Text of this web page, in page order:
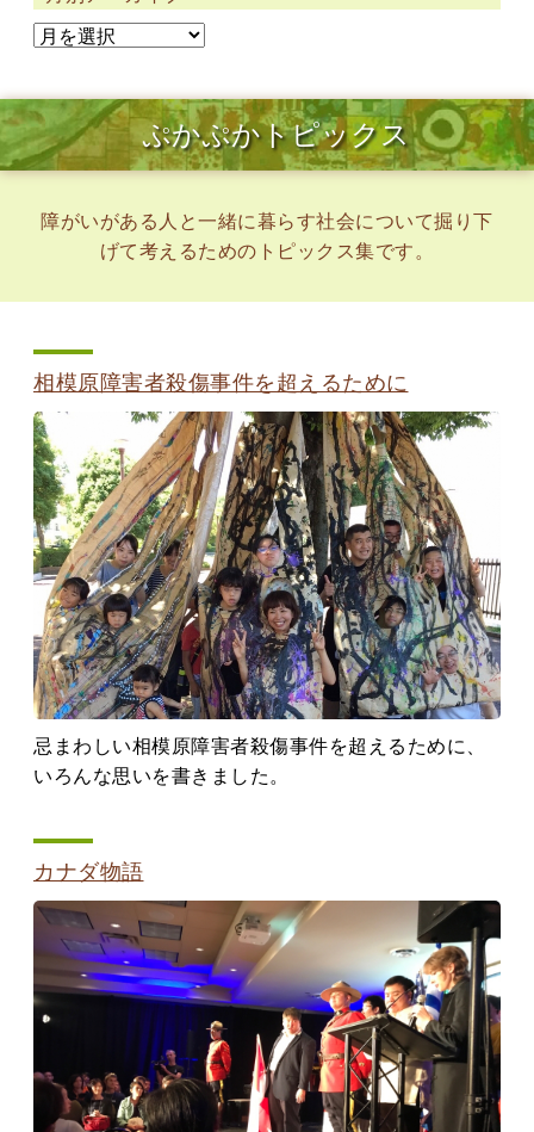
ぷかぷかトピックス
障がいがある人と一緒に暮らす社会について掘り下
げて考えるためのトピックス集です。
相模原障害者殺傷事件を超えるために
忌まわしい相模原障害者殺傷事件を超えるために、
いろんな思いを書きました。
カナダ物語